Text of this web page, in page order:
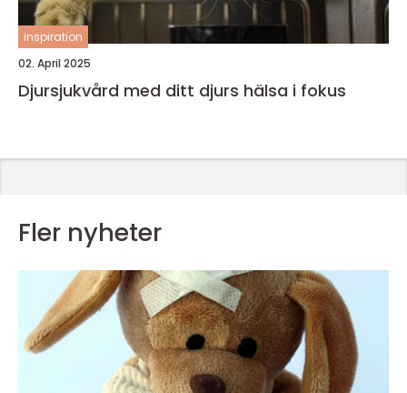
inspiration
02. April 2025
Djursjukvård med ditt djurs hälsa i fokus
Fler nyheter